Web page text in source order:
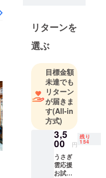
神々のふる
さと出雲の
里は、他の
地方が神無
月となる10
月に、全国
八百万の
神々が集う
神在月（か
みありづ
き）となり
ます。町は
ずれに酒造
の大社（お
リターンを
選ぶ
目標金額
未達でも
リターン
が届きま
す(All-in
方式)
3,5
00 円
残り
154
うさぎ
雲応援
お試し